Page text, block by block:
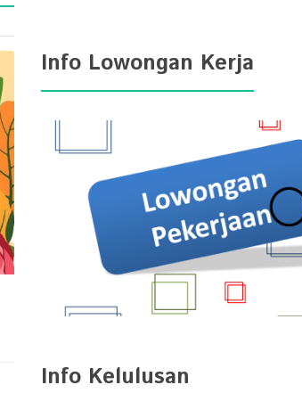
Info Lowongan Kerja
Info Kelulusan